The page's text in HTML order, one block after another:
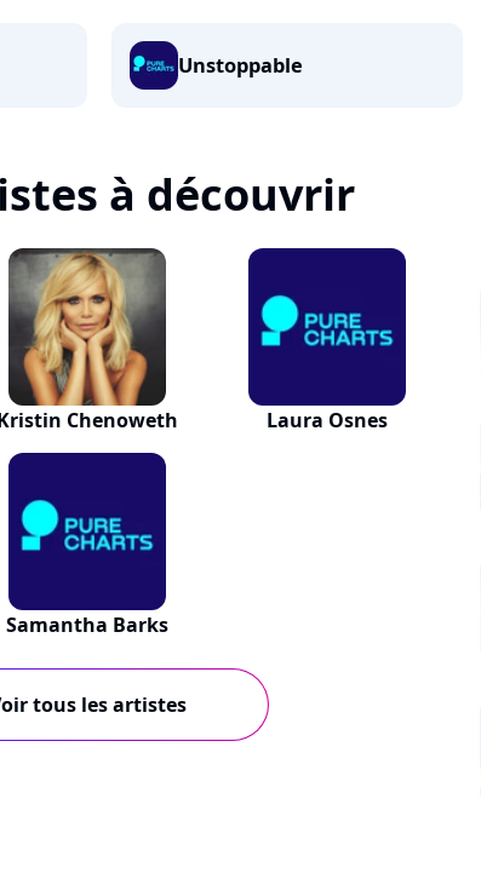
Unstoppable
à découvrir
Chenoweth Laura Osnes
Samantha Barks
tous les artistes